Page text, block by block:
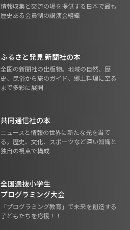
情報収集と交流の場を提供する日本で最も
歴史ある会員制の講演会組織
ふるさと発見 新聞社の本
全国の新聞社の出版物。地域の自然、歴
史、民俗から旅のガイド、郷土料理に至る
まで多彩に展開
共同通信社の本
ニュースと情報の世界に新たな光を当て
る。歴史、文化、スポーツなど深い知識と
独自の視点で構成
全国選抜小学生
プログラミング大会
「プログラミング教育」で未来を創造する
子どもたちを応援！！